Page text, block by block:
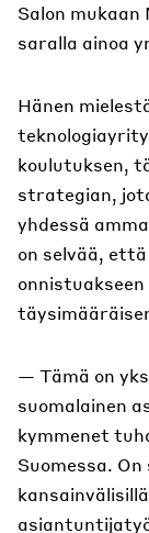
Salon
saralla ainoa
Hänen
koulutuksen,
strategian,
yhdessä
on selvää,
— Tämä on
suomalainen
kymmenet
Suomessa.